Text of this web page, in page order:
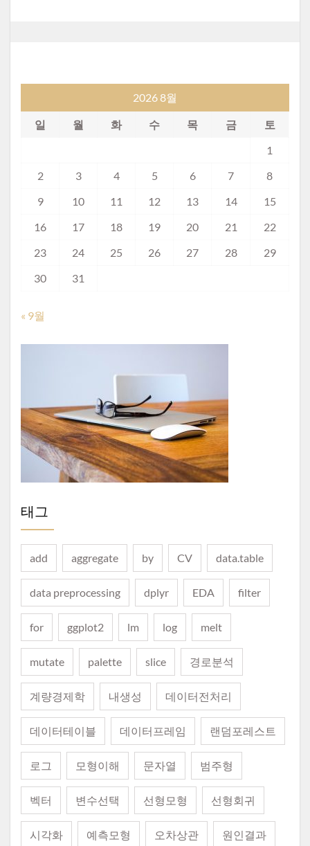
2026 8월
일 월 화 수 목 금
토
1
2
3 4 5 6 7
8
9
10 11 12 13 14
15
16
17 18 19 20 21
22
23
24 25 26 27 28
29
30
31
« 9월
태그
add aggregate by CV data.table
data preprocessing dplyr EDA filter
for ggplot2 lm log melt
mutate palette slice 경로분석
계량경제학 내생성 데이터전처리
데이터테이블 데이터프레임 랜덤포레스트
로그 모형이해 문자열 범주형
벡터 변수선택 선형모형 선형회귀
시각화 예측모형 오차상관 원인결과